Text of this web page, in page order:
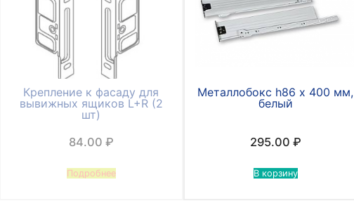
Крепление к фасаду для
вывижных ящиков L+R (2
шт)
84.00 ₽
Подробнее
Металлобокс h86 х 400 мм,
белый
295.00 ₽
В корзину